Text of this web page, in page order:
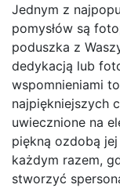
Jednym z
pomysłów są
poduszka z
dedykacją lub
wspomnieniami
najpiękniejszych
uwiecznione na
piękną ozdobą
każdym razem,
stworzyć